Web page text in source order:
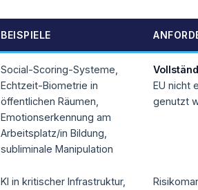
BEISPIELE
Social-Scoring-Systeme,
Echtzeit-Biometrie in
öffentlichen Räumen,
Emotionserkennung am
Arbeitsplatz/in Bildung,
subliminale Manipulation
EU nicht
genutzt
KI in kritischer Infrastruktur,